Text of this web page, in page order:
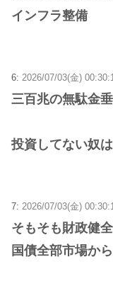
インフラ整備
6: 2026/07/03(金)
三百兆の無駄金
投資してない奴
7: 2026/07/03(金)
そもそも財政健
国債全部市場か